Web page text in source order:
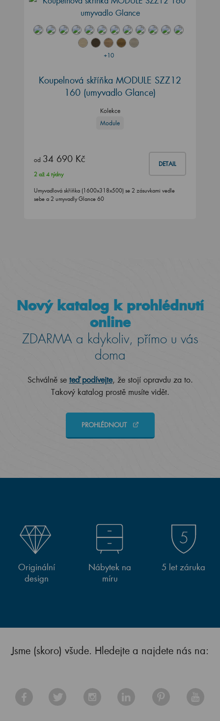
+10
Koupelnová skříňka MODULE SZZ12
160 (umyvadlo Glance)
Kolekce
Module
od 34 690 Kč DETAIL
2 až 4 týdny
Umyvadlová skříňka (1600x318x500) se 2 zásuvkami vedle
sebe a 2 umyvadly Glance 60
Nový katalog k prohlédnutí
online
ZDARMA a kdykoliv, přímo u vás
doma
Schválně se teď podívejte, že stojí opravdu za to.
Takový katalog prostě musíte vidět.
PROHLÉDNOUT
Originální
design
Nábytek na
míru
5 let záruka
Jsme (skoro) všude. Hledejte a najdete nás na: